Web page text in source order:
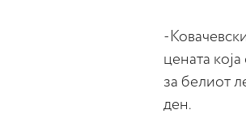
-
цената
за белиот
ден.